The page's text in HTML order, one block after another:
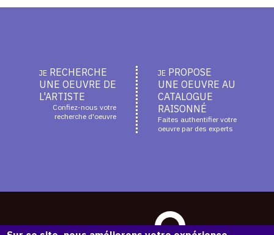
JE RECHERCHE
UNE OEUVRE DE
L'ARTISTE
Confiez-nous votre
recherche d'oeuvre
JEPROPOSE
UNE OEUVRE AU
CATALOGUE
RAISONNÉ
Faites authentifier votre
oeuvre par des experts